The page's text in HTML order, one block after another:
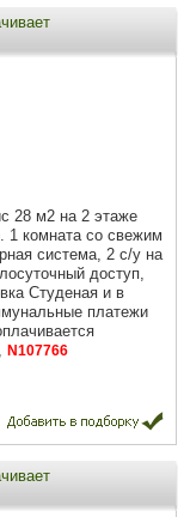
28 м2 на 2 этаже
1 комната со свежим
система, 2 с/у на
доступ,
Студеная и в
платежи
N107766